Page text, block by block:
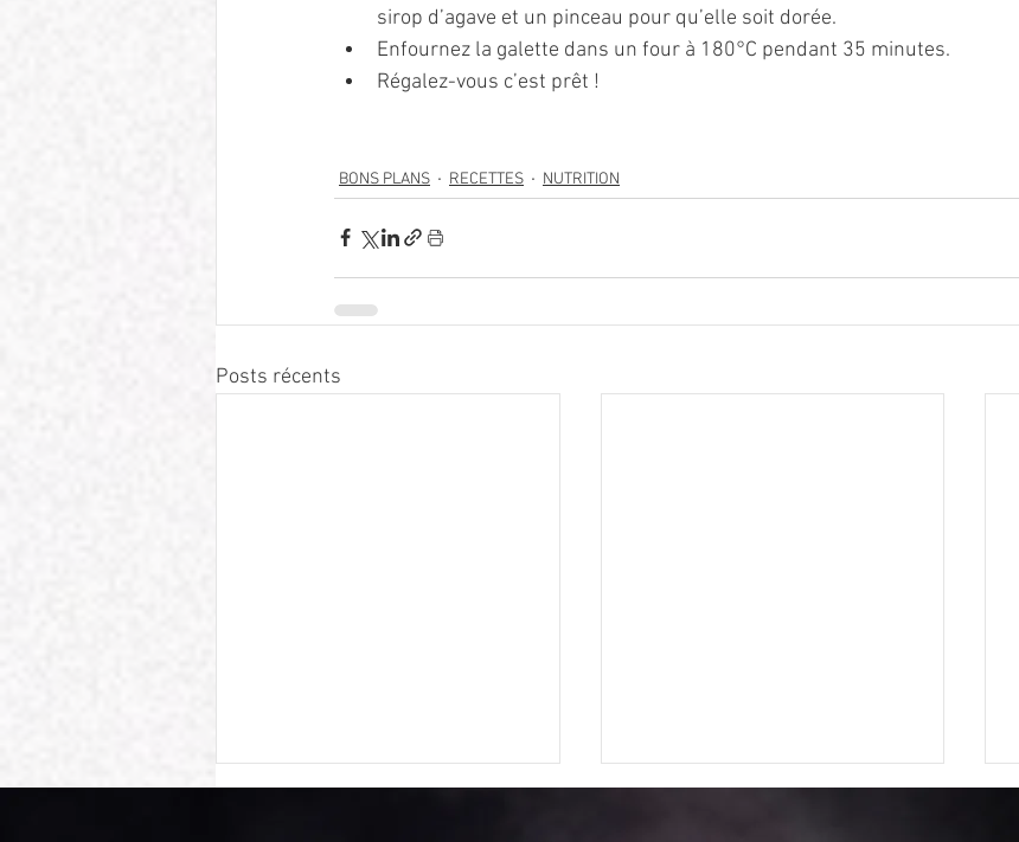
sirop d’agave et un pinceau pour qu’elle soit dorée.
Enfournez la galette dans un four à 180°C pendant 35 minutes.
Régalez-vous c’est prêt !
BONS PLANS RECETTES NUTRITION
Posts récents